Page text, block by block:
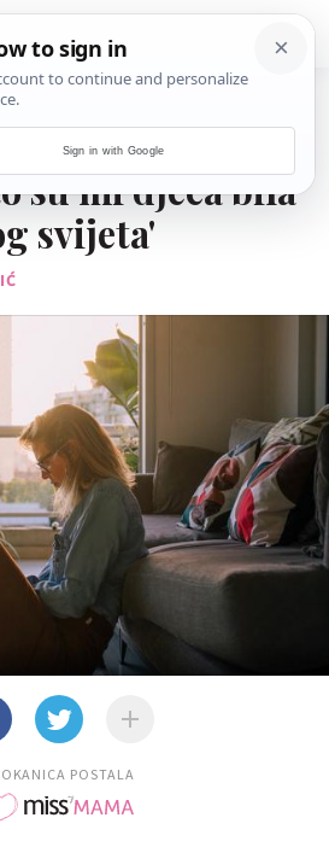
roditeljska
su mi djeca bila
svijeta'
POSTALA
Sign in with Google